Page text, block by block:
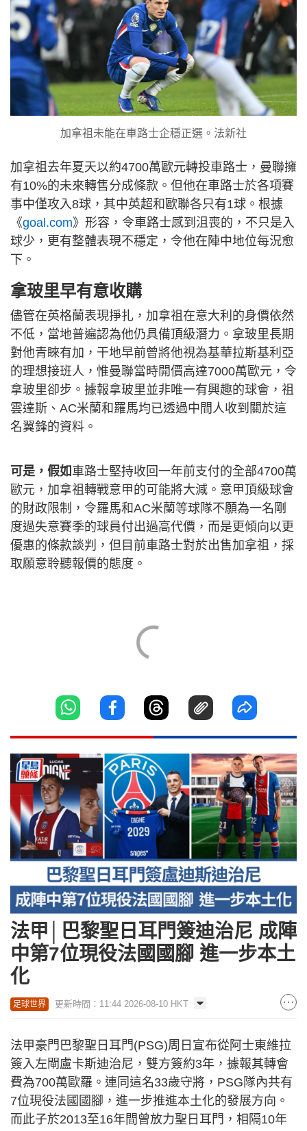
加拿祖未能在車路士企穩正選。法新社
加拿祖去年夏天以約4700萬歐元轉投車路士，曼聯擁
有10%的未來轉售分成條款。但他在車路士於各項賽
事中僅攻入8球，其中英超和歐聯各只有1球。根據
《goal.com》形容，令車路士感到沮喪的，不只是入
球少，更有整體表現不穩定，令他在陣中地位每況愈
下。
拿玻里早有意收購
儘管在英格蘭表現掙扎，加拿祖在意大利的身價依然
不低，當地普遍認為他仍具備頂級潛力。拿玻里長期
對他青睞有加，干地早前曾將他視為基華拉斯基利亞
的理想接班人，惟曼聯當時開價高達7000萬歐元，令
拿玻里卻步。據報拿玻里並非唯一有興趣的球會，祖
雲達斯、AC米蘭和羅馬均已透過中間人收到關於這
名翼鋒的資料。
可是，假如 車路士堅持收回一年前支付的全部4700萬
歐元，加拿祖轉戰意甲的可能將大減。意甲頂級球會
的財政限制，令羅馬和AC米蘭等球隊不願為一名剛
度過失意賽季的球員付出過高代價，而是更傾向以更
優惠的條款談判，但目前車路士對於出售加拿祖，採
取願意聆聽報價的態度。
法甲│巴黎聖日耳門簽迪治尼 成陣
中第7位現役法國國腳 進一步本土
化
足球世界 更新時間：11:44 2026-08-10 HKT
法甲豪門巴黎聖日耳門(PSG)周日宣布從阿士東維拉
簽入左閘盧卡斯迪治尼，雙方簽約3年，據報其轉會
費為700萬歐羅。連同這名33歲守將，PSG隊內共有
7位現役法國國腳，進一步推進本土化的發展方向。
而此子於2013至16年間曾放力聖日耳門，相隔10年